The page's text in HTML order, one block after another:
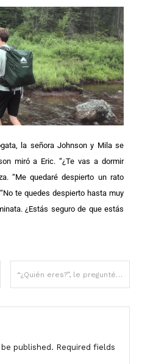
la señora Johnson y Mila se
miró a Eric. “¿Te vas a dormir
“Me quedaré despierto un rato
te quedes despierto hasta muy
¿Estás seguro de que estás
“¿Quién eres?”, le pregunté a un extraño en mi cama y me dijo: “Tu esposo” — Historia del día
published. Required fields